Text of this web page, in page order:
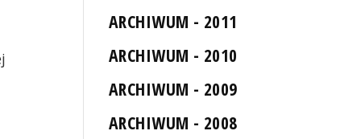
ARCHIWUM - 2011
ARCHIWUM - 2010
ARCHIWUM - 2009
ARCHIWUM - 2008